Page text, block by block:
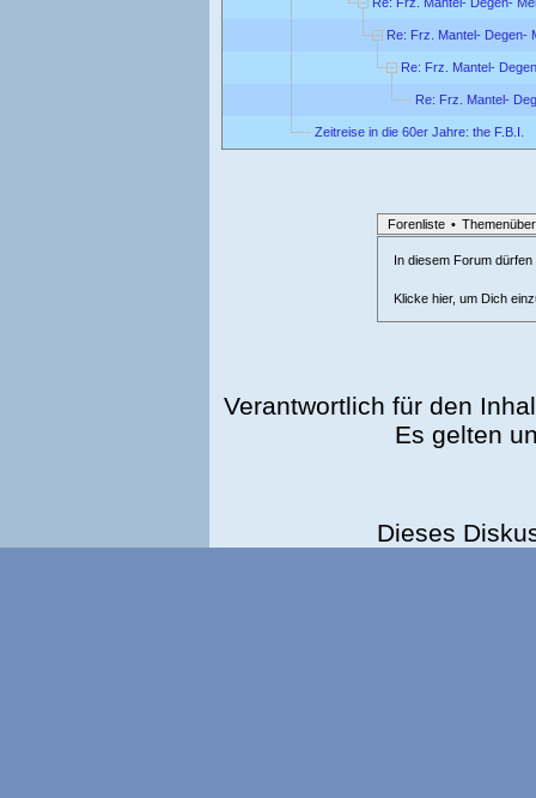
Re: Frz. Mantel- Degen-
Re: Frz. Mantel-
Re: Frz. Mantel-
Zeitreise in die 60er Jahre: the F.B.I.
Forenliste •
In diesem Forum
Klicke hier, um Dich
Verantwortlich für den
Es gelten
Dieses